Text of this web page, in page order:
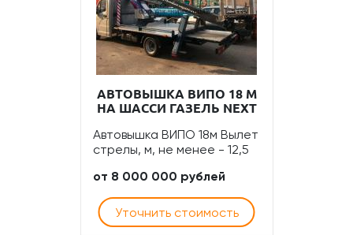
АВТОВЫШКА ВИПО 18 М
НА ШАССИ ГАЗЕЛЬ NEXT
Автовышка ВИПО 18м Вылет
стрелы, м, не менее - 12,5
от 8 000 000 рублей
Уточнить стоимость